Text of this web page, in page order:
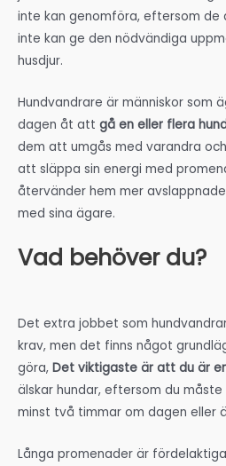
inte kan genomföra, eftersom de
inte kan ge den nödvändiga
husdjur.
Hundvandrare är människor som
dagen åt att gå en eller flera
dem att umgås med varandra
att släppa sin energi med
återvänder hem mer
med sina ägare.
Vad behöver du?
Det extra jobbet som
krav, men det finns något
göra, Det viktigaste är att du är
älskar hundar, eftersom du
minst två timmar om dagen eller
Långa promenader är